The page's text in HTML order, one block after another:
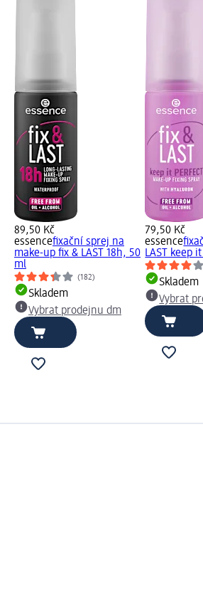
89,50 Kč
essencefixační sprej na
make-up fix & LAST 18h, 50
ml
(182)
Skladem
Vybrat prodejnu dm
79,50 Kč
essence
LAST keep
Skladem
Vybrat